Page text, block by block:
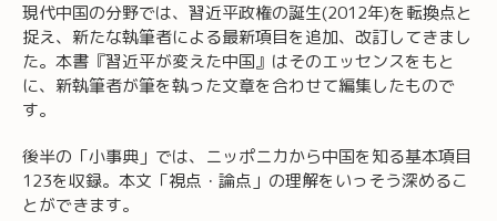
現代中国の分野では、習近平政権の誕生(2012年)を転換点と
捉え、新たな執筆者による最新項目を追加、改訂してきまし
た。本書『習近平が変えた中国』はそのエッセンスをもと
に、新執筆者が筆を執った文章を合わせて編集したもので
す。
後半の「小事典」では、ニッポニカから中国を知る基本項目
123を収録。本文「視点・論点」の理解をいっそう深めるこ
とができます。